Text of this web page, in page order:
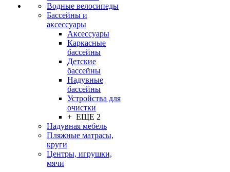
Водные велосипеды
Бассейны и
аксессуары
Аксессуары
Каркасные
бассейны
Детские
бассейны
Надувные
бассейны
Устройства для
очистки
+ ЕЩЕ 2
Надувная мебель
Пляжные матрасы,
круги
Центры, игрушки,
мячи